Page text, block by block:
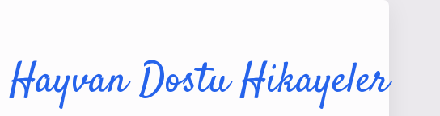
Hayvan Dostu Hikayeler